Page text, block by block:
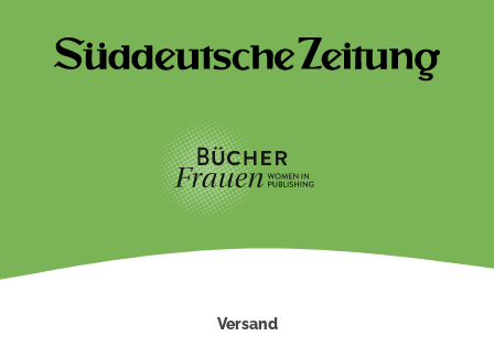
Versand